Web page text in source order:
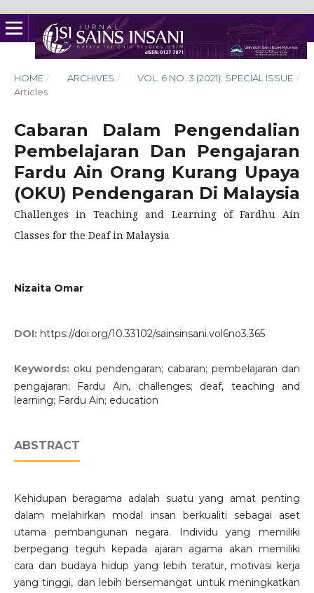
HOME / ARCHIVES / VOL. 6 NO. 3 (2021): SPECIAL ISSUE /
Articles
Cabaran Dalam Pengendalian
Pembelajaran Dan Pengajaran
Fardu Ain Orang Kurang Upaya
(OKU) Pendengaran Di Malaysia
Challenges in Teaching and Learning of Fardhu Ain
Classes for the Deaf in Malaysia
Nizaita Omar
DOI: https://doi.org/10.33102/sainsinsani.vol6no3.365
Keywords: oku pendengaran; cabaran; pembelajaran dan
pengajaran; Fardu Ain, challenges; deaf, teaching and
learning; Fardu Ain; education
ABSTRACT
Kehidupan beragama adalah suatu yang amat penting
dalam melahirkan modal insan berkualiti sebagai aset
utama pembangunan negara. Individu yang memiliki
berpegang teguh kepada ajaran agama akan memiliki
cara dan budaya hidup yang lebih teratur, motivasi kerja
yang tinggi, dan lebih bersemangat untuk meningkatkan